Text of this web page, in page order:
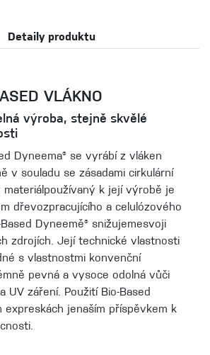
Detaily produktu
VLÁKNO
výroba, stejně skvělé
Dyneema® se vyrábí z vláken
v souladu se zásadami cirkulární
materiálpoužívaný k její výrobě je
dřevozpracujícího a celulózového
Dyneemě® snižujemesvoji
zdrojích. Její technické vlastnosti
s vlastnostmi konvenční
pevná a vysoce odolná vůči
UV záření. Použití Bio-Based
expreskách jenaším příspěvkem k